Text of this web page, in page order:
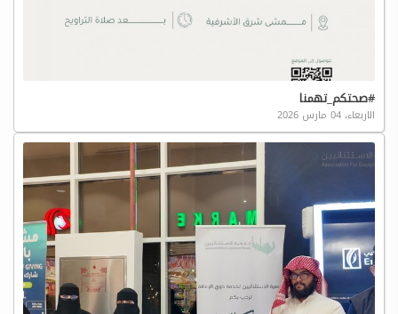
#صحتكم_تهمنا
الاربعاء، 04 مارس 2026